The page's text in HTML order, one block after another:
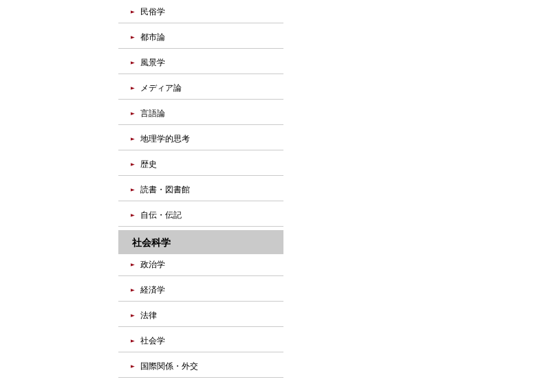
民俗学
都市論
風景学
メディア論
言語論
地理学的思考
歴史
読書・図書館
自伝・伝記
社会科学
政治学
経済学
法律
社会学
国際関係・外交